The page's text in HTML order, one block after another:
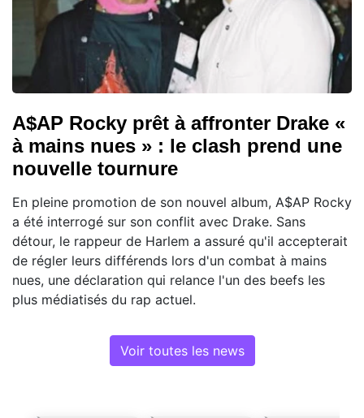
A$AP Rocky prêt à affronter Drake «
à mains nues » : le clash prend une
nouvelle tournure
En pleine promotion de son nouvel album, A$AP Rocky
a été interrogé sur son conflit avec Drake. Sans
détour, le rappeur de Harlem a assuré qu'il accepterait
de régler leurs différends lors d'un combat à mains
nues, une déclaration qui relance l'un des beefs les
plus médiatisés du rap actuel.
Voir toutes les news